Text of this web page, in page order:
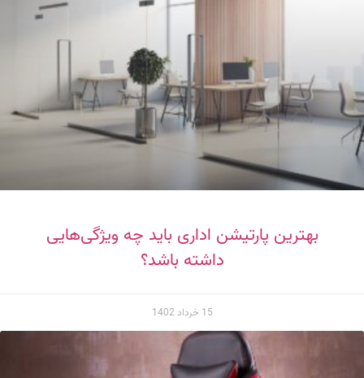
بهترین پارتیشن اداری باید چه ویژگی‌هایی
داشته باشد؟
15 خرداد 1402